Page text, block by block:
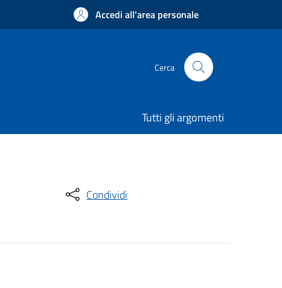
Accedi all'area personale
Cerca
Tutti gli argomenti
Condividi